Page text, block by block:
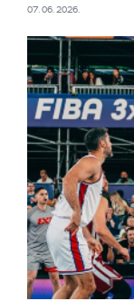
07. 06. 2026.